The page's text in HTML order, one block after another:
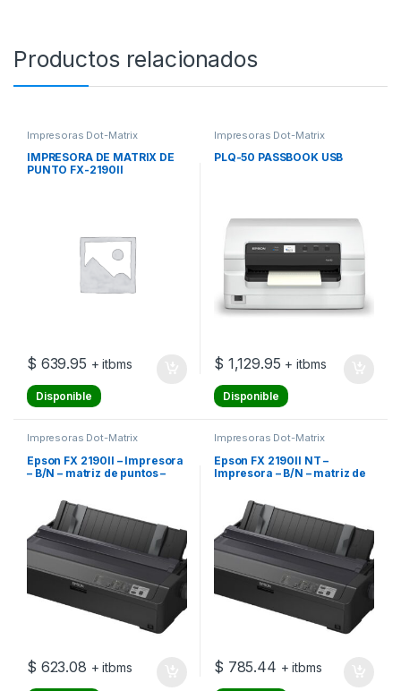
Productos relacionados
Impresoras Dot-Matrix
IMPRESORA DE MATRIX DE
PUNTO FX-2190II
$ 639.95 + itbms
Disponible
Impresoras Dot-Matrix
PLQ-50 PASSBOOK USB
$ 1,129.95 + itbms
Disponible
Impresoras Dot-Matrix
Epson FX 2190II – Impresora
– B/N – matriz de puntos –
(anchura), 420 x 364 mm –
240 x 144 ppp – 9 espiga –
hasta 738
caracteres/segundo –
paralelo, USB 2.0
$ 623.08 + itbms
Impresoras Dot-Matrix
Epson FX 2190II NT –
Impresora – B/N – matriz de
406,4 mm (anchura), 420 x
364 mm – 240 x 144 ppp – 9
espiga – hasta 738
caracteres/segundo –
paralelo, USB 2.0, LAN,
serial
$ 785.44 + itbms